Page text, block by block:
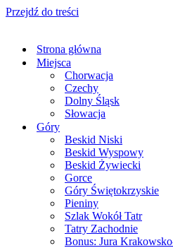
Przejdź do treści
Strona główna
Miejsca
Chorwacja
Czechy
Dolny Śląsk
Słowacja
Góry
Beskid Niski
Beskid Wyspowy
Beskid Żywiecki
Gorce
Góry Świętokrzyskie
Pieniny
Szlak Wokół Tatr
Tatry Zachodnie
Bonus: Jura